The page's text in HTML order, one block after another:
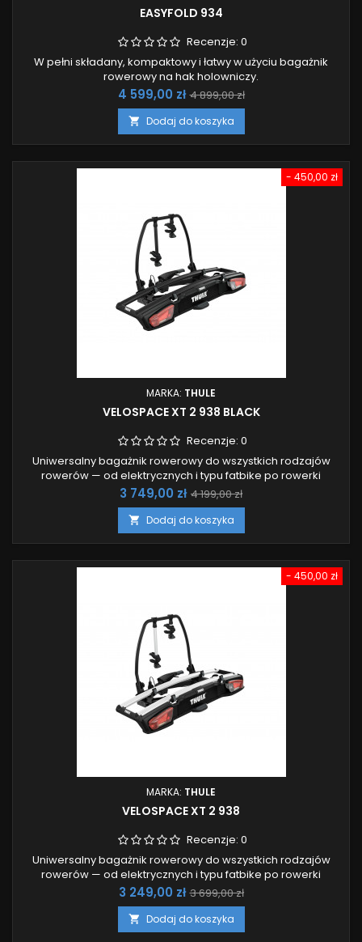
EASYFOLD 934
Recenzje: 0
W pełni składany, kompaktowy i łatwy w użyciu bagażnik
rowerowy na hak holowniczy.
Cena
4 599,00 zł Cena
podstawowa
4 899,00 zł
 Dodaj do koszyka
- 450,00 zł
MARKA: THULE
VELOSPACE XT 2 938 BLACK
Recenzje: 0
Uniwersalny bagażnik rowerowy do wszystkich rodzajów
rowerów — od elektrycznych i typu fatbike po rowerki
dziecięce.
Cena
3 749,00 zł Cena
podstawowa
4 199,00 zł
 Dodaj do koszyka
- 450,00 zł
MARKA: THULE
VELOSPACE XT 2 938
Recenzje: 0
Uniwersalny bagażnik rowerowy do wszystkich rodzajów
rowerów — od elektrycznych i typu fatbike po rowerki
dziecięce.
Cena
3 249,00 zł Cena
podstawowa
3 699,00 zł
 Dodaj do koszyka